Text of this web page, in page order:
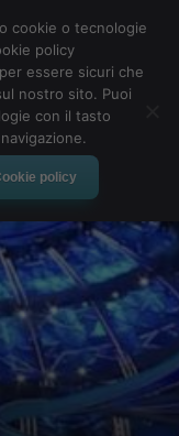
cookie o tecnologie
policy
essere sicuri che
nostro sito. Puoi
con il tasto
policy